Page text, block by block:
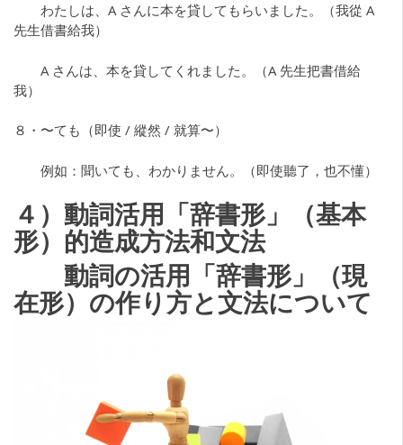
わたしは、A さんに本を貸してもらいました。（我從 A
先生借書給我）
A さんは、本を貸してくれました。（A 先生把書借給
我）
８・〜ても（即使 / 縱然 / 就算〜）
例如：聞いても、わかりません。（即使聽了，也不懂）
４）動詞活用「辞書形」（基本
形）的造成方法和文法
動詞の活用「辞書形」（現
在形）の作り方と文法について